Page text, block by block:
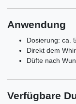
Anwendung
Dosierung: ca.
Direkt dem
Düfte nach
Verfügbare